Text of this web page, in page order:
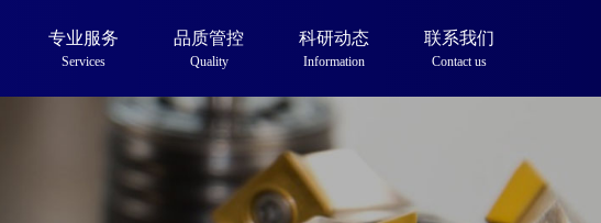
专业服务
Services
品质管控
Quality
科研动态
Information
联系我们
Contact us